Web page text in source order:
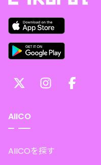
AIICO
AIICOを探す